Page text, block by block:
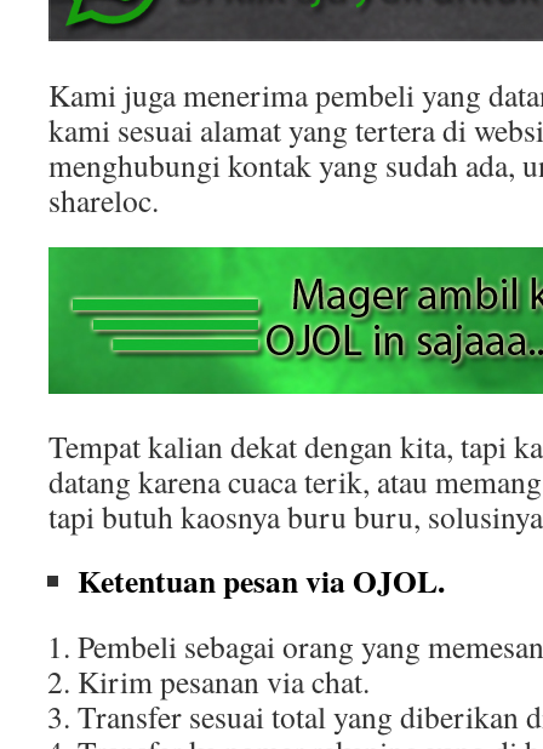
Kami juga menerima pembeli yang
kami sesuai alamat yang tertera di
menghubungi kontak yang sudah ada,
shareloc.
Tempat kalian dekat dengan kita, tapi
datang karena cuaca terik, atau
tapi butuh kaosnya buru buru,
Ketentuan pesan via OJOL.
Pembeli sebagai orang yang
Kirim pesanan via chat.
Transfer sesuai total yang diberikan